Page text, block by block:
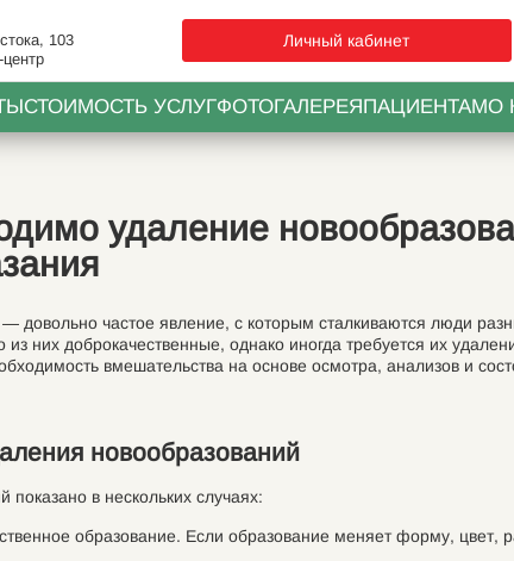
103
Личный кабинет
СТОИМОСТЬ УСЛУГФОТОГАЛЕРЕЯПАЦИЕНТАМО
удаление
— довольно частое явление, с которым сталкиваются люди
из них доброкачественные, однако иногда требуется их
вмешательства на основе осмотра, анализов и
новообразований
показано в нескольких случаях:
образование. Если образование меняет форму, цвет,